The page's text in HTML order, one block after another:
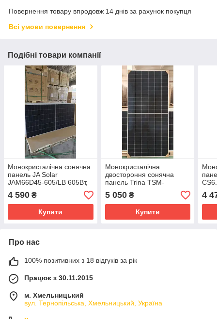
Повернення товару впродовж 14 днів за рахунок покупця
Всі умови повернення
Подібні товари компанії
Монокристалічна сонячна
панель JA Solar
JAM66D45-605/LB 605Вт,
n-type Bifacial
4 590 ₴
Купити
Монокристалічна
двостороння сонячна
панель Trina TSM-
NEG19RC.20 620Wp,
620Вт Vertex N-type
Bifacial
5 050₴
Купити
4
Про нас
100% позитивних з 18 відгуків за рік
Працює з 30.11.2015
м. Хмельницький
вул. Тернопільська, Хмельницький, Україна